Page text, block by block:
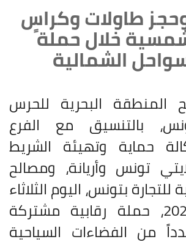
طاولات وكراسٍ
خلال حملة
الشمالية
المنطقة البحرية للحرس
بالتنسيق مع الفرع
حماية وتهيئة الشريط
تونس وأريانة، ومصالح
للتجارة بتونس، اليوم الثلاثاء
7 جويلية 2026، حملة رقابية مشتركة
من الفضاءات السياحية